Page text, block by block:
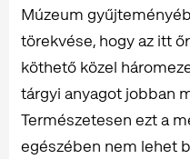
Múzeum
törekvése, hogy az itt
köthető közel
tárgyi anyagot jobban
Természetesen ezt a
egészében nem lehet